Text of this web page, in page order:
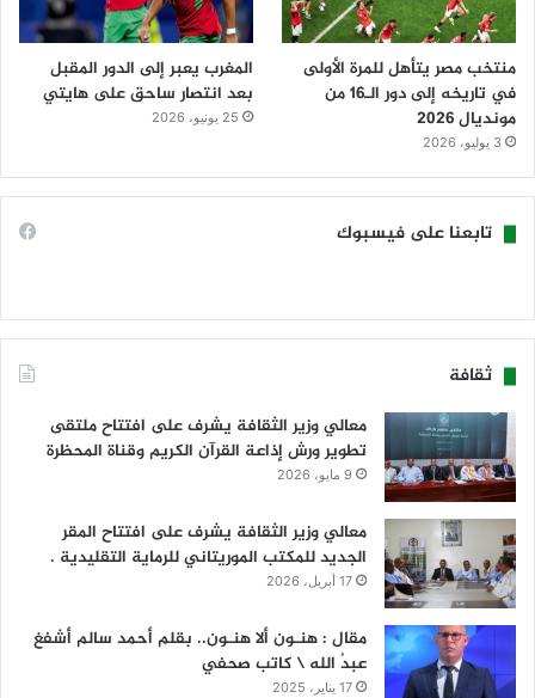
منتخب مصر يتأهل للمرة الأولى
في تاريخه إلى دور الـ16 من
مونديال 2026
3 يوليو، 2026
المغرب يعبر إلى الدور المقبل
بعد انتصار ساحق على هايتي
25 يونيو، 2026
تابعنا على فيسبوك
ثقافة
معالي وزير الثقافة يشرف على افتتاح ملتقى
تطوير ورش إذاعة القرآن الكريم وقناة المحظرة
9 مايو، 2026
معالي وزير الثقافة يشرف على افتتاح المقر
الجديد للمكتب الموريتاني للرماية التقليدية .
17 أبريل، 2026
مقال : هنـون ألا هنـون.. بقلم أحمد سالم أشفغ
عبدُ الله \ كاتب صحفي
17 يناير، 2025